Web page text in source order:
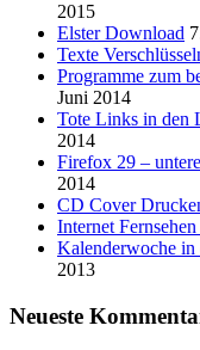
2015
Elster Download
Texte
Programme zum
Juni 2014
Tote Links in den
2014
Firefox 29 –
2014
CD Cover
Internet
Kalenderwoche in
2013
Neueste